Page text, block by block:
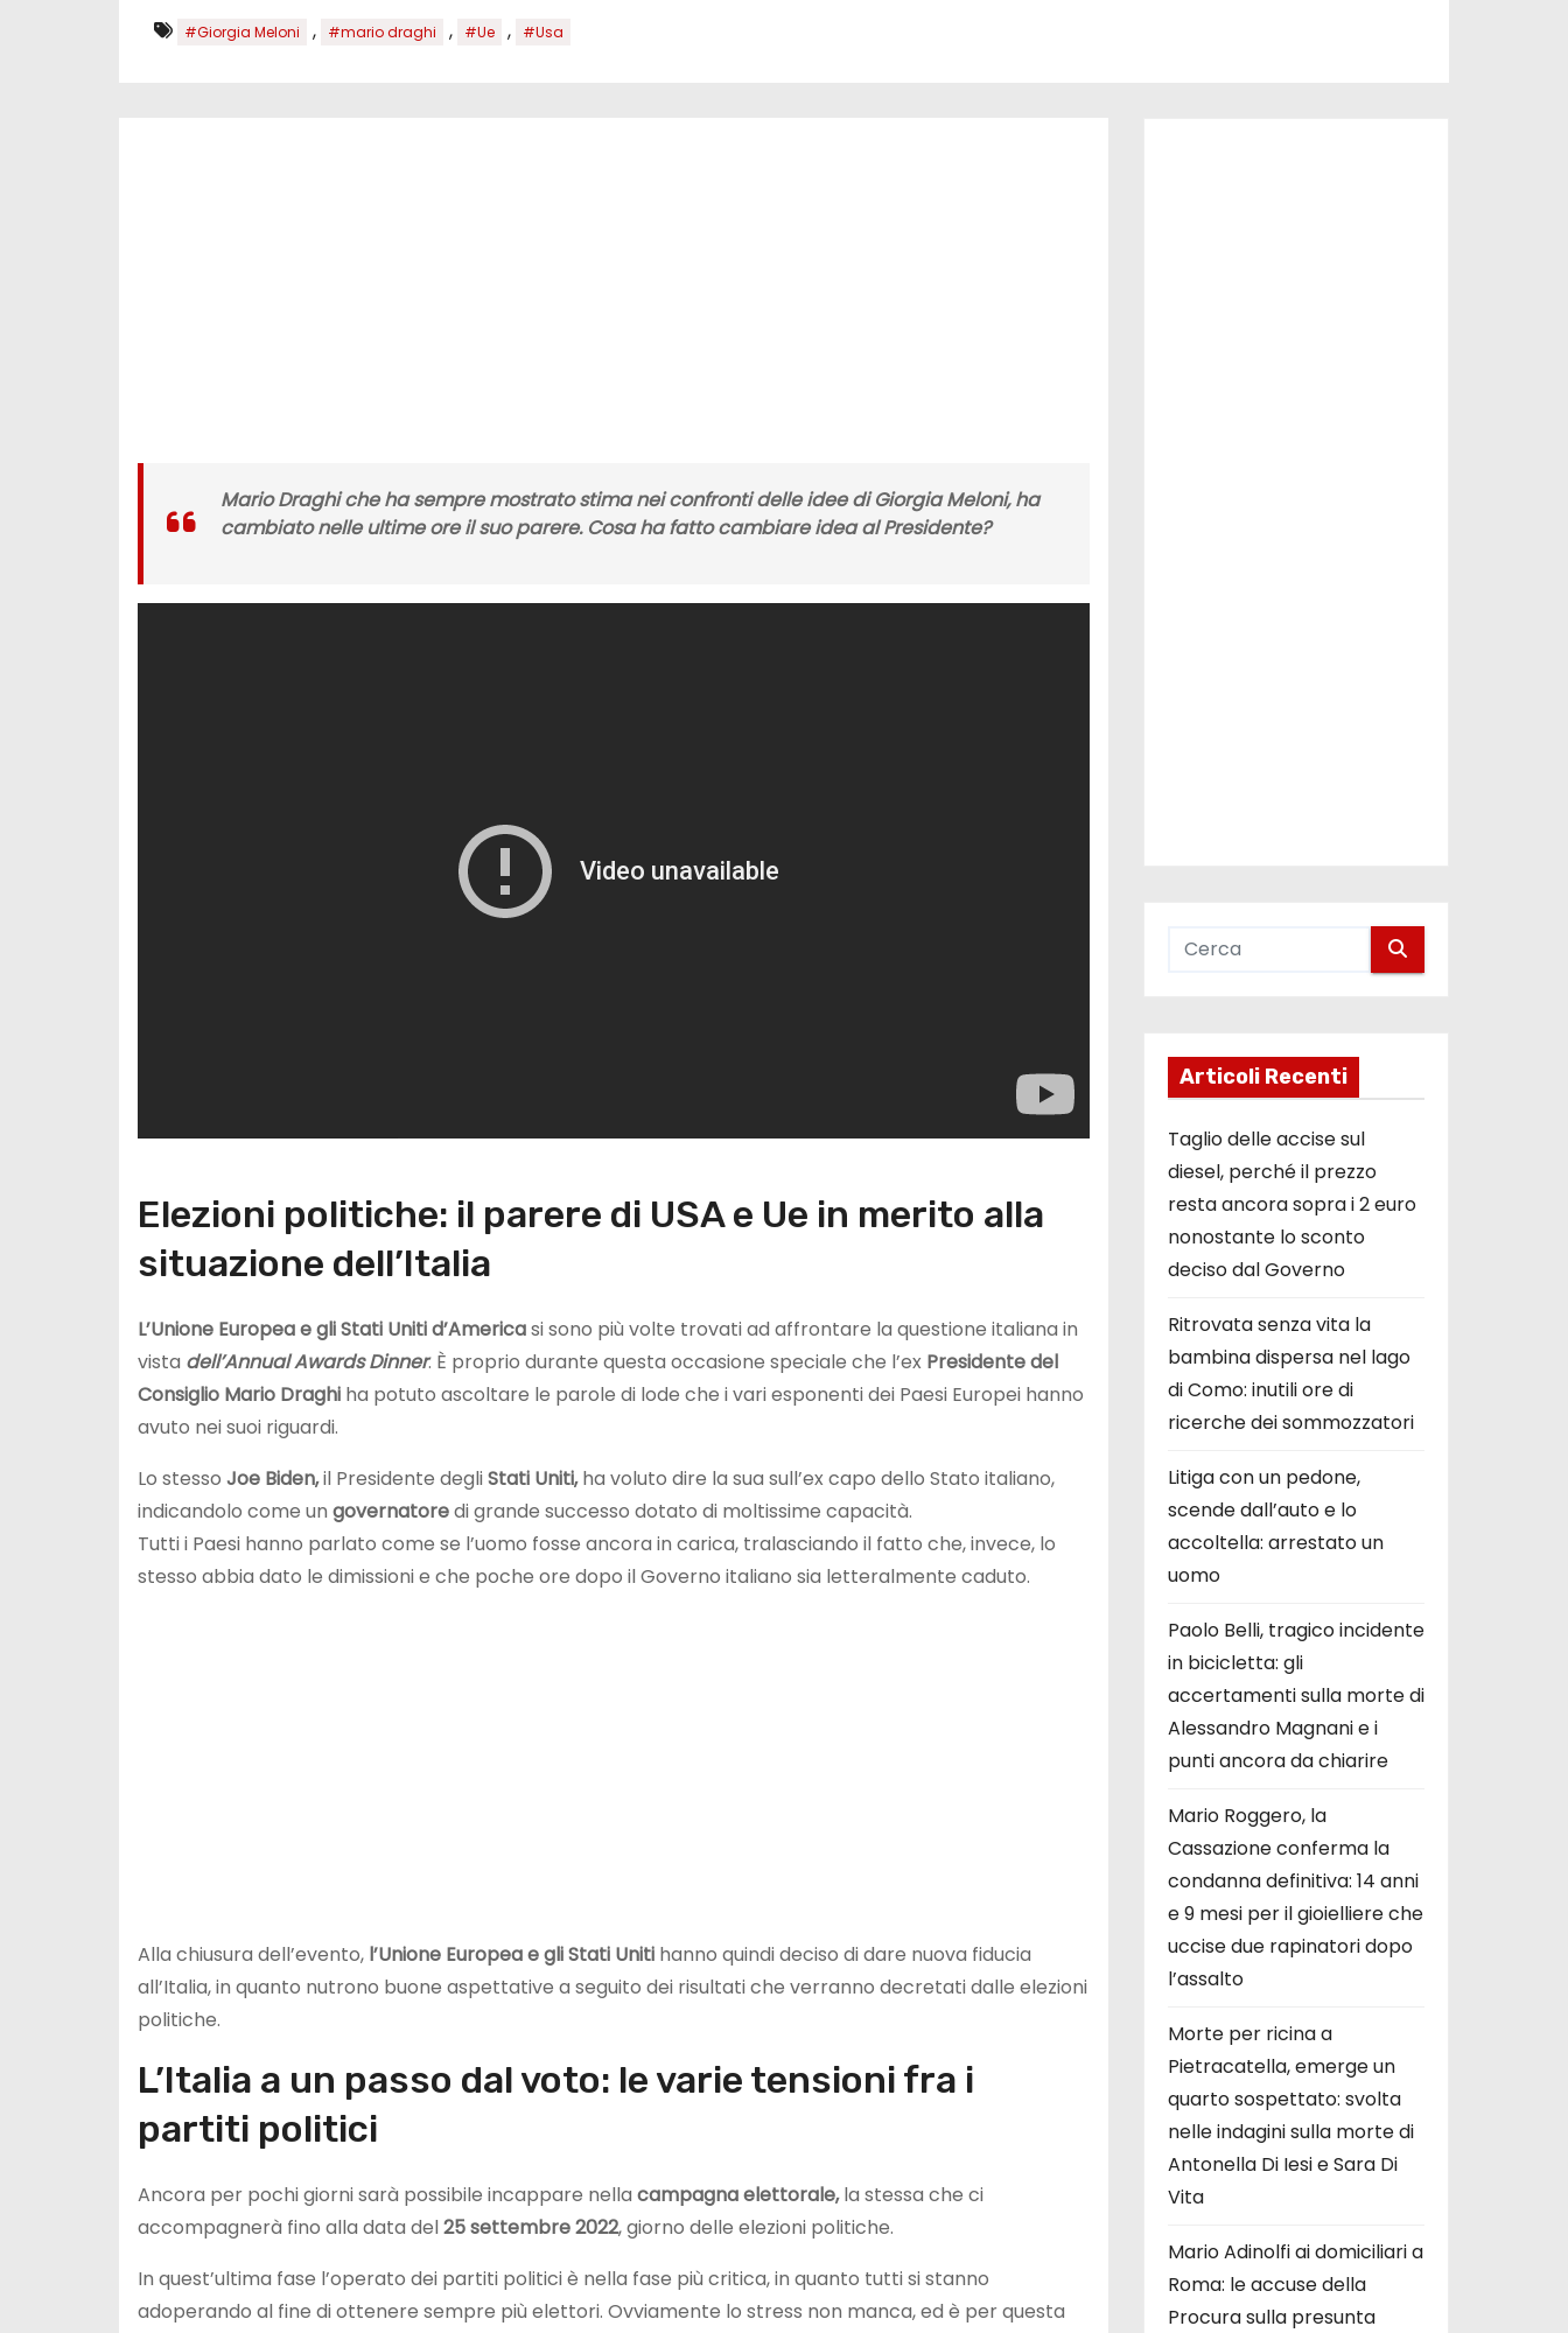
#Giorgia Meloni , #mario draghi , #Ue , #Usa
Mario Draghi che ha sempre mostrato stima nei confronti delle idee di Giorgia Meloni, ha
cambiato nelle ultime ore il suo parere. Cosa ha fatto cambiare idea al Presidente?
Elezioni politiche: il parere di USA e Ue in merito alla
situazione dell’Italia
L’Unione Europea e gli Stati Uniti d’Americasi sono più volte trovati ad affrontare la questione italiana in
vista dell’Annual Awards Dinner. È proprio durante questa occasione speciale che l’ex Presidente del
Consiglio Mario Draghi ha potuto ascoltare le parole di lode che i vari esponenti dei Paesi Europei hanno
avuto nei suoi riguardi.
Lo stesso Joe Biden,il Presidente degliStati Uniti,ha voluto dire la sua sull’ex capo dello Stato italiano,
indicandolo come un governatoredi grande successo dotato di moltissime capacità.
Tutti i Paesi hanno parlato come se l’uomo fosse ancora in carica, tralasciando il fatto che, invece, lo
stesso abbia dato le dimissioni e che poche ore dopo il Governo italiano sia letteralmente caduto.
Alla chiusura dell’evento, l’Unione Europea e gli Stati Uniti hanno quindi deciso di dare nuova fiducia
all’Italia, in quanto nutrono buone aspettative a seguito dei risultati che verranno decretati dalle elezioni
politiche.
L’Italia a un passo dal voto: le varie tensioni fra i
partiti politici
Ancora per pochi giorni sarà possibile incappare nella campagna elettorale,la stessa che ci
accompagnerà fino alla data del25 settembre2022, giorno delle elezioni politiche.
In quest’ultima fase l’operato dei partiti politici è nella fase più critica, in quanto tutti si stanno
adoperando al fine di ottenere sempre più elettori. Ovviamente lo stress non manca, ed è per questa
Articoli Recenti
Taglio delle accise sul
diesel, perché il prezzo
resta ancora sopra i 2 euro
nonostante lo sconto
deciso dal Governo
Ritrovata senza vita la
bambina dispersa nel lago
di Como: inutili ore di
ricerche dei sommozzatori
Litiga con un pedone,
scende dall’auto e lo
accoltella: arrestato un
uomo
Paolo Belli, tragico incidente
in bicicletta: gli
accertamenti sulla morte di
Alessandro Magnani e i
punti ancora da chiarire
Mario Roggero, la
Cassazione conferma la
condanna definitiva: 14 anni
e 9 mesi per il gioielliere che
uccise due rapinatori dopo
l’assalto
Morte per ricina a
Pietracatella, emerge un
quarto sospettato: svolta
nelle indagini sulla morte di
Antonella Di Iesi e Sara Di
Vita
Mario Adinolfi ai domiciliari a
Roma: le accuse della
Procura sulla presunta